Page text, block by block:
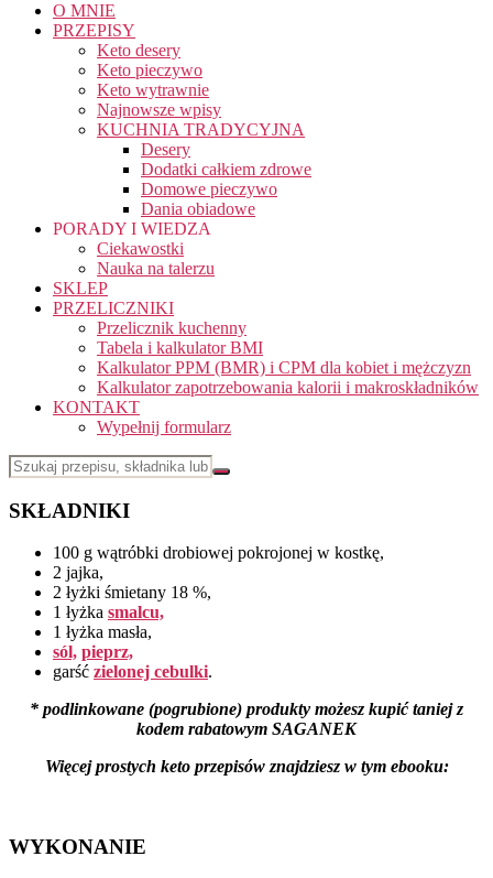
O MNIE
PRZEPISY
Keto desery
Keto pieczywo
Keto wytrawnie
Najnowsze wpisy
KUCHNIA TRADYCYJNA
Desery
Dodatki całkiem zdrowe
Domowe pieczywo
Dania obiadowe
PORADY I WIEDZA
Ciekawostki
Nauka na talerzu
SKLEP
PRZELICZNIKI
Przelicznik kuchenny
Tabela i kalkulator BMI
Kalkulator PPM (BMR) i CPM dla kobiet i mężczyzn
Kalkulator zapotrzebowania kalorii i makroskładników
KONTAKT
Wypełnij formularz
SKŁADNIKI
100 g wątróbki drobiowej pokrojonej w kostkę,
2 jajka,
2 łyżki śmietany 18 %,
1 łyżka smalcu,
1 łyżka masła,
sól, pieprz,
garść zielonej cebulki.
* podlinkowane (pogrubione) produkty możesz kupić taniej z
kodem rabatowym SAGANEK
Więcej prostych keto przepisów znajdziesz w tym ebooku:
WYKONANIE